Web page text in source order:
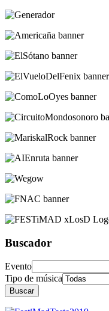
Buscador
Evento
Tipo de música
Buscar